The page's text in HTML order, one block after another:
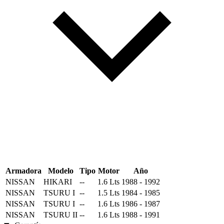
Armadora Modelo Tipo Motor
Año
NISSAN
HIKARI -- 1.6 Lts 1988 - 1992
NISSAN
TSURU I -- 1.5 Lts 1984 - 1985
NISSAN
TSURU I -- 1.6 Lts 1986 - 1987
NISSAN
TSURU II -- 1.6 Lts 1988 - 1991